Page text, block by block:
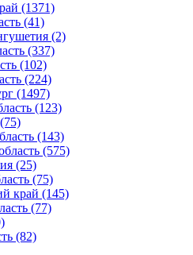
(1371)
(41)
(2)
(337)
(102)
(224)
(1497)
(123)
(143)
(575)
(25)
(75)
край (145)
(77)
(82)